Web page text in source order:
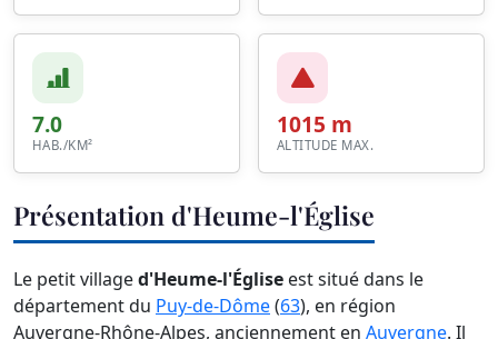
7.0
HAB./KM²
1015 m
ALTITUDE MAX.
Présentation d'Heume-l'Église
Le petit villaged'Heume-l'Église est situé dans le
département du Puy-de-Dôme(63), en région
Auvergne-Rhône-Alpes, anciennement en Auvergne. Il